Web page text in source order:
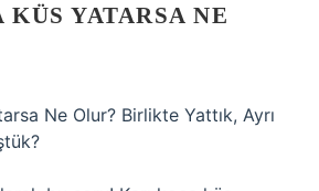
YATARSA NE
Ne Olur? Birlikte Yattık, Ayrı